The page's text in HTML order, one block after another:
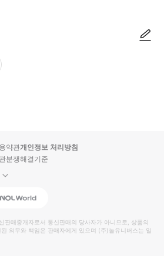
약관개인정보 처리방침
분쟁해결기준
Interpark Global
판매중개자로서 통신판매의 당사자가 아니므로, 상품의
의무와 책임은 판매자에게 있으며 (주)놀유니버스는 일